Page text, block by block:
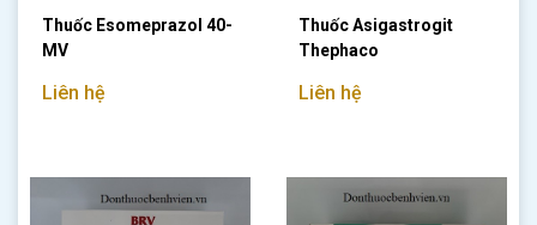
Thuốc Esomeprazol 40-
MV
Liên hệ
Thuốc Asigastrogit
Thephaco
Liên hệ